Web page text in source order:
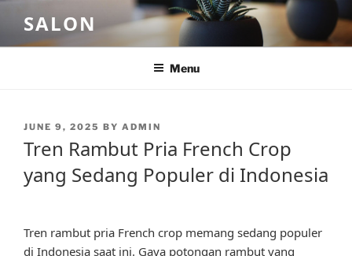
content
SALON
Menu
POSTED
JUNE 9, 2025 BY ADMIN
Tren Rambut Pria French Crop
yang Sedang Populer di Indonesia
Tren rambut pria French crop memang sedang populer
di Indonesia saat ini. Gaya potongan rambut yang